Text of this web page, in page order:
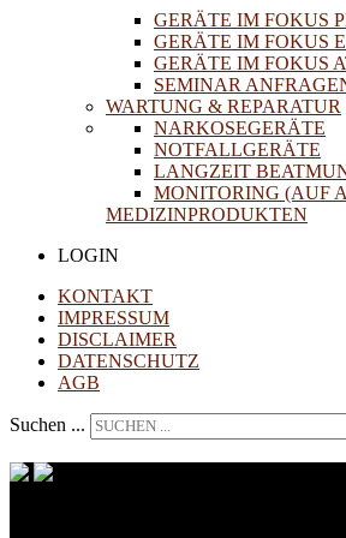
GERÄTE IM FOKUS
GERÄTE IM FOKUS
GERÄTE IM FOKUS
SEMINAR
WARTUNG & REPARATUR
NARKOSEGERÄTE
NOTFALLGERÄTE
LANGZEIT
MONITORING (AUF
MEDIZINPRODUKTEN
LOGIN
KONTAKT
IMPRESSUM
DISCLAIMER
DATENSCHUTZ
AGB
Suchen ...